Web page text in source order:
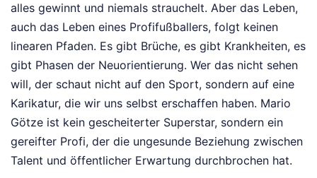
alles gewinnt und niemals strauchelt. Aber das Leben,
auch das Leben eines Profifußballers, folgt keinen
linearen Pfaden. Es gibt Brüche, es gibt Krankheiten, es
gibt Phasen der Neuorientierung. Wer das nicht sehen
will, der schaut nicht auf den Sport, sondern auf eine
Karikatur, die wir uns selbst erschaffen haben. Mario
Götze ist kein gescheiterter Superstar, sondern ein
gereifter Profi, der die ungesunde Beziehung zwischen
Talent und öffentlicher Erwartung durchbrochen hat.